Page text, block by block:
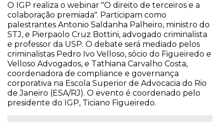
O IGP realiza o webinar "O direito de terceiros e a
colaboração premiada". Participam como
palestrantes Antonio Saldanha Palheiro, ministro do
STJ, e Pierpaolo Cruz Bottini, advogado criminalista
e professor da USP. O debate será mediado pelos
criminalistas Pedro Ivo Velloso, sócio do Figueiredo e
Velloso Advogados, e Tathiana Carvalho Costa,
coordenadora de compliance e governança
corporativa na Escola Superior de Advocacia do Rio
de Janeiro (ESA/RJ). O evento é coordenado pelo
presidente do IGP, Ticiano Figueiredo.